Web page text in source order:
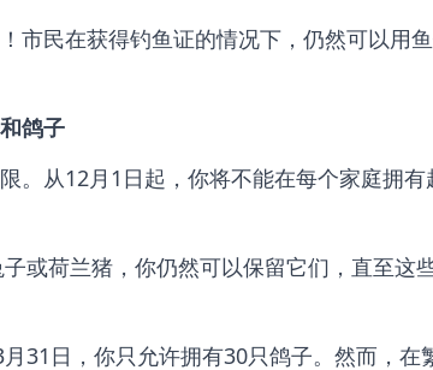
市民在获得钓鱼证的情况下，仍然可以用
鸽子
。从12月1日起，你将不能在每个家庭拥有
或荷兰猪，你仍然可以保留它们，直至这
31日，你只允许拥有30只鸽子。然而，在